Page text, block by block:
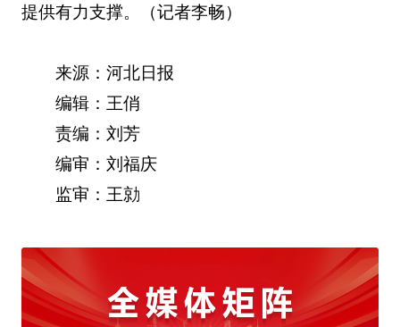
提供有力支撑。（记者李畅）
来源：河北日报
编辑：王俏
责编：刘芳
编审：刘福庆
监审：王勍